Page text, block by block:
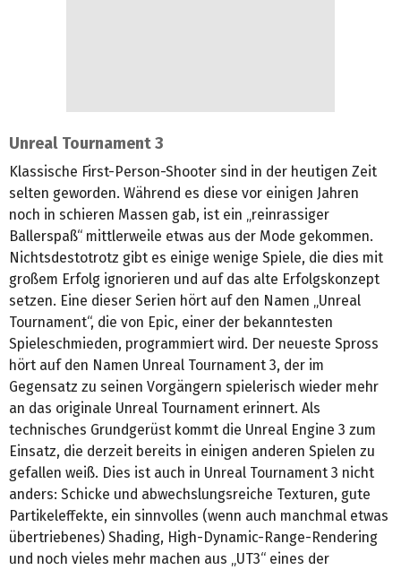
Unreal Tournament 3
Klassische First-Person-Shooter sind in der heutigen Zeit
selten geworden. Während es diese vor einigen Jahren
noch in schieren Massen gab, ist ein „reinrassiger
Ballerspaß“ mittlerweile etwas aus der Mode gekommen.
Nichtsdestotrotz gibt es einige wenige Spiele, die dies mit
großem Erfolg ignorieren und auf das alte Erfolgskonzept
setzen. Eine dieser Serien hört auf den Namen „Unreal
Tournament“, die von Epic, einer der bekanntesten
Spieleschmieden, programmiert wird. Der neueste Spross
hört auf den Namen Unreal Tournament 3, der im
Gegensatz zu seinen Vorgängern spielerisch wieder mehr
an das originale Unreal Tournament erinnert. Als
technisches Grundgerüst kommt die Unreal Engine 3 zum
Einsatz, die derzeit bereits in einigen anderen Spielen zu
gefallen weiß. Dies ist auch in Unreal Tournament 3 nicht
anders: Schicke und abwechslungsreiche Texturen, gute
Partikeleffekte, ein sinnvolles (wenn auch manchmal etwas
übertriebenes) Shading, High-Dynamic-Range-Rendering
und noch vieles mehr machen aus „UT3“ eines der